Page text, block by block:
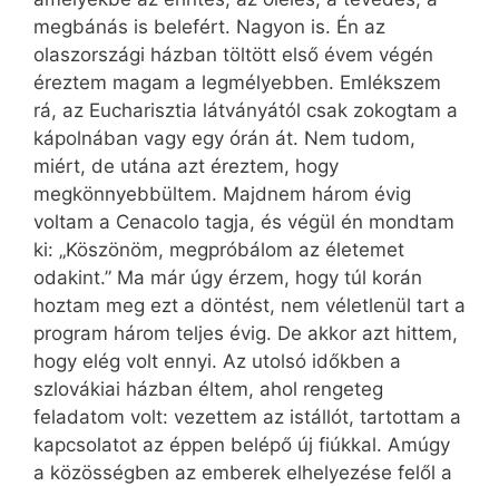
megbánás is belefért. Nagyon is. Én az
olaszországi házban töltött első évem végén
éreztem magam a legmélyebben. Emlékszem
rá, az Eucharisztia látványától csak zokogtam a
kápolnában vagy egy órán át. Nem tudom,
miért, de utána azt éreztem, hogy
megkönnyebbültem. Majdnem három évig
voltam a Cenacolo tagja, és végül én mondtam
ki: „Köszönöm, megpróbálom az életemet
odakint.” Ma már úgy érzem, hogy túl korán
hoztam meg ezt a döntést, nem véletlenül tart a
program három teljes évig. De akkor azt hittem,
hogy elég volt ennyi. Az utolsó időkben a
szlovákiai házban éltem, ahol rengeteg
feladatom volt: vezettem az istállót, tartottam a
kapcsolatot az éppen belépő új fiúkkal. Amúgy
a közösségben az emberek elhelyezése felől a